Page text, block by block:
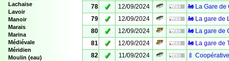
Lachaise
Lavoir
Manoir
Marais
Marina
Médiévale
Méridien
Moulin (eau)
78
✓ 12/09/2024
🚂 La Gare de
79
✓ 12/09/2024
🚂 La gare de
80
✓ 12/09/2024
🚂 La gare de
81
✓ 12/09/2024
🚂 La gare de
82
✓ 11/09/2024
🍼